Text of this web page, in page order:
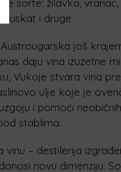
sorte: žilavka,
i druge.
još
daju vina izuzetne
Vukoje stvara vina
ulje koje je
i pomoći
stablima.
– destilerija
novu dimenziju.